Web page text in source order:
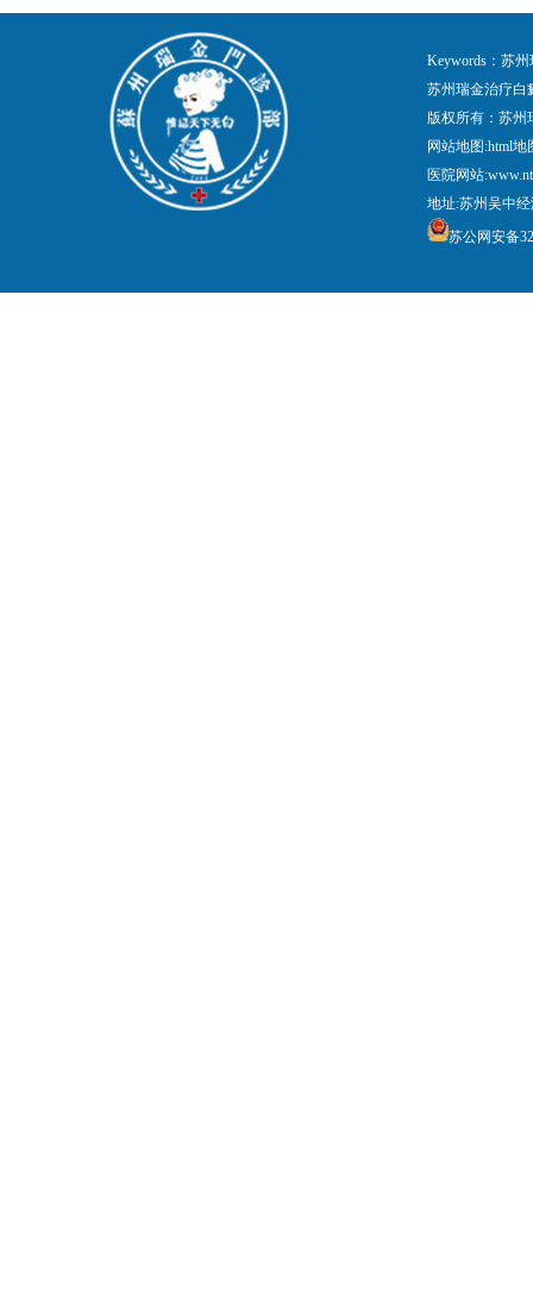
Keywords：苏
苏州瑞金治疗白
版权所有：苏
网站地图:html地
医院网站
地址:苏州吴中
苏公网安备